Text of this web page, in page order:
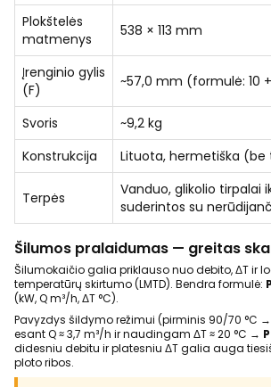
Plokštelės
matmenys
538 × 113 mm
Įrenginio gylis
(F)
~57,0 mm (formulė: 10
Svoris
~9,2 kg
Konstrukcija
Lituota, hermetiška (be
Terpės
Vanduo, glikolio tirpalai
suderintos su
Šilumos pralaidumas — greitas
Šilumokaičio galia priklauso nuo debito, ΔT ir
temperatūrų skirtumo (LMTD). Bendra formulė:
(kW, Q m³/h, ΔT °C).
Pavyzdys šildymo režimui (pirminis 90/70 °C
esant Q ≈ 3,7 m³/h ir naudingam ΔT ≈ 20 °C →
didesniu debitu ir platesniu ΔT galia auga
ploto ribos.